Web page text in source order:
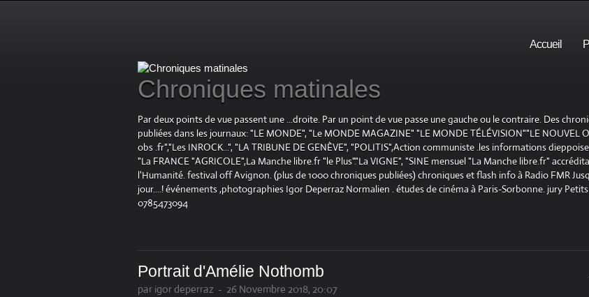
Accueil
Chroniques matinales
Par deux points de vue passent une ...droite. Par un point de vue passe une gauche ou le contraire. Des
publiées dans les journaux: "LE MONDE", "Le MONDE MAGAZINE" "LE MONDE TÉLÉVISION""LE NOUVEL
obs .fr","Les INROCK...", "LA TRIBUNE DE GENÈVE", "POLITIS",Action communiste .les informations
"La FRANCE "AGRICOLE",La Manche libre.fr "le Plus"."La VIGNE", "SINE mensuel "La Manche libre.fr"
l'Humanité. festival off Avignon. (plus de 1000 chroniques publiées) chroniques et flash info à Radio FMR
jour....! événements ,photographies Igor Deperraz Normalien . études de cinéma à Paris-Sorbonne. jury
0785473094
Portrait d'Amélie Nothomb
par igor deperraz - 26 Novembre 2018, 20:07